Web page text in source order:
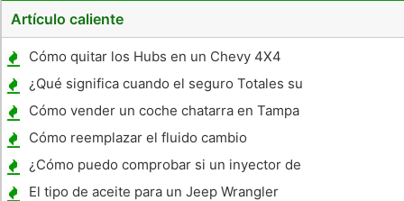
Artículo caliente
Cómo quitar los Hubs en un Chevy 4X4
¿Qué significa cuando el seguro Totales su
coche?
Cómo vender un coche chatarra en Tampa
Cómo reemplazar el fluido cambio
automático
¿Cómo puedo comprobar si un inyector de
combustible funciona correctamente ?
El tipo de aceite para un Jeep Wrangler